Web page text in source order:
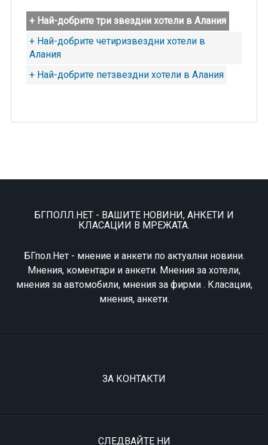
+ Най-добрите три звездни хотели в Алания
+ Най-добрите четиризвездни хотели в
Алания
+ Най-добрите петзвездни хотели в Алания
БГПОЛЛ.НЕТ - ВАШИТЕ НОВИНИ, АНКЕТИ И
КЛАСАЦИИ В МРЕЖАТА.
БГпол.Нет - мнение и анкети по актуални новини.
Мнения, коментари и анкети. Мнения за хотели,
мнения за автомобили, мнения за фирми . Класации,
мнения, анкети.
ЗА КОНТАКТИ
СЛЕДВАЙТЕ НИ